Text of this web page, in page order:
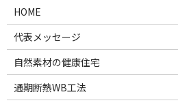
HOME
代表メッセージ
自然素材の健康住宅
通期断熱WB工法